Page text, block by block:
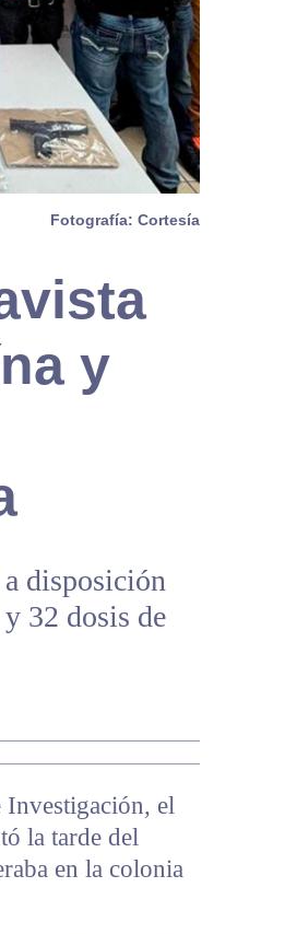
Fotografía: Cortesía
y
disposición
32 dosis de
Investigación, el
la tarde del
en la colonia